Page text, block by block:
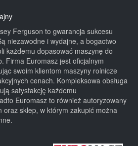
Ferguson to gwarancja sukcesu
niezawodne i wydajne, a bogactwo
każdemu dopasować maszynę do
Firma Euromasz jest oficjalnym
swoim klientom maszyny rolnicze
cenach. Kompleksowa obsługa
satysfakcję każdemu
Euromasz to również autoryzowany
oraz sklep, w którym zakupić można